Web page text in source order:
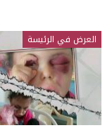
العرض في الرئيسة